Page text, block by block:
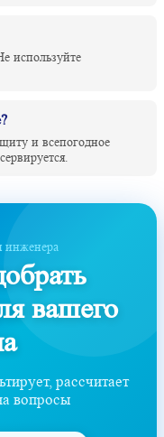
используйте
и всепогодное
инженера
вашего
рассчитает
вопросы